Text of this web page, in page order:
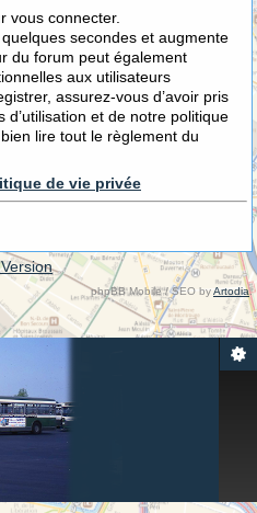
vous connecter.
secondes et augmente
du forum peut également
aux utilisateurs
assurez-vous d’avoir pris
et de notre politique
lire tout le règlement du
de vie privée
phpBB Mobile / SEO byArtodia.